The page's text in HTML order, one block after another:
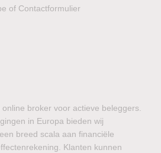
of Contactformulier
broker voor actieve beleggers.
in Europa bieden wij
breed scala aan financiële
Klanten kunnen